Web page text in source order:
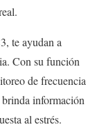
te ayudan a
Con su función
de frecuencia
información
al estrés.